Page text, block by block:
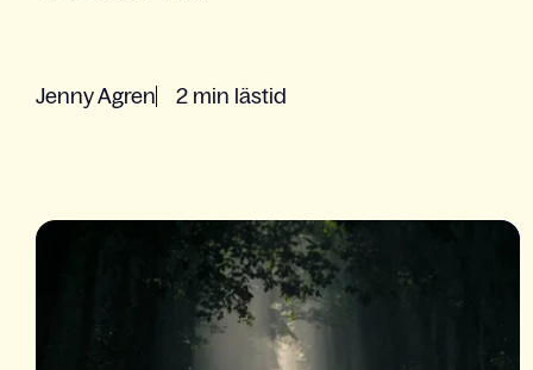
Jenny Agren 2 min lästid